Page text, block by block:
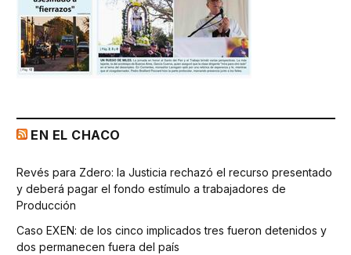
EN EL CHACO
Revés para Zdero: la Justicia rechazó el recurso presentado
y deberá pagar el fondo estímulo a trabajadores de
Producción
Caso EXEN: de los cinco implicados tres fueron detenidos y
dos permanecen fuera del país